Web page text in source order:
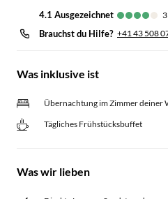
4.1
ausgezeichnet
Brauchst du Hilfe? +41 43 508
Was inklusive ist
Übernachtung im Zimmer deiner
Tägliches Frühstücksbuffet
Was wir lieben